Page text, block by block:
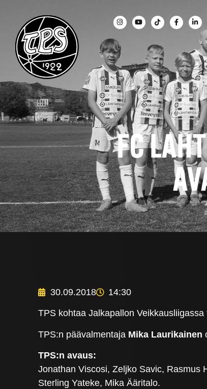
FC
30.09.2018 14:30
TPS kohtaa Jalkapallon
TPS:n päävalmentaja Mika Laurikainen
TPS:n avaus:
Jonathan Viscosi, Zeljko Savic, Rasmus
Sterling Yateke, Mika Ääritalo.